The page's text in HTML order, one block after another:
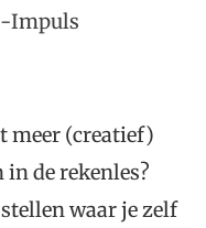
Impuls
meer (creatief)
de rekenles?
waar je zelf